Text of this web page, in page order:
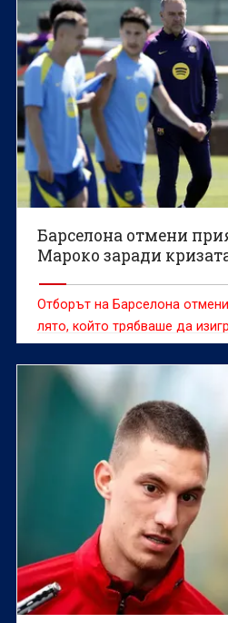
Барселона отмени
Мароко заради
Отборът на Барселона
лято, който трябваше да
на 15 август, съобщиха от
Причината е миглантската